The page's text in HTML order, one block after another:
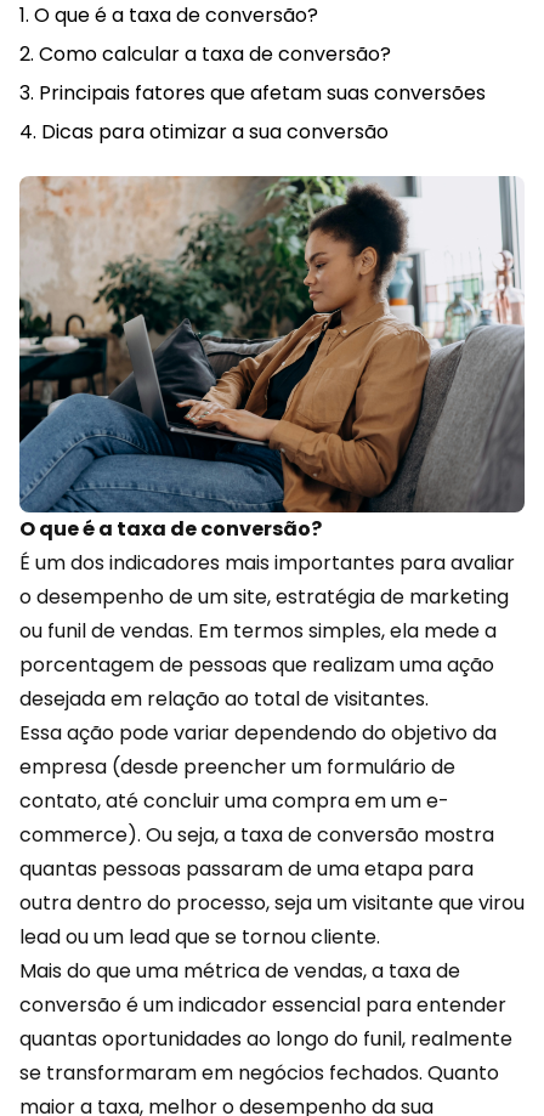
O que é a taxa de conversão?
Como calcular a taxa de conversão?
Principais fatores que afetam suas conversões
Dicas para otimizar a sua conversão
O que é a taxa de conversão?
É um dos indicadores mais importantes para avaliar
o desempenho de um site, estratégia de marketing
ou funil de vendas. Em termos simples, ela mede a
porcentagem de pessoas que realizam uma ação
desejada em relação ao total de visitantes.
Essa ação pode variar dependendo do objetivo da
empresa (desde preencher um formulário de
contato, até concluir uma compra em um e-
commerce). Ou seja, a taxa de conversão mostra
quantas pessoas passaram de uma etapa para
outra dentro do processo, seja um visitante que virou
lead ou um lead que se tornou cliente.
Mais do que uma métrica de vendas, a taxa de
conversão é um indicador essencial para entender
quantas oportunidades ao longo do funil, realmente
se transformaram em negócios fechados. Quanto
maior a taxa, melhor o desempenho da sua